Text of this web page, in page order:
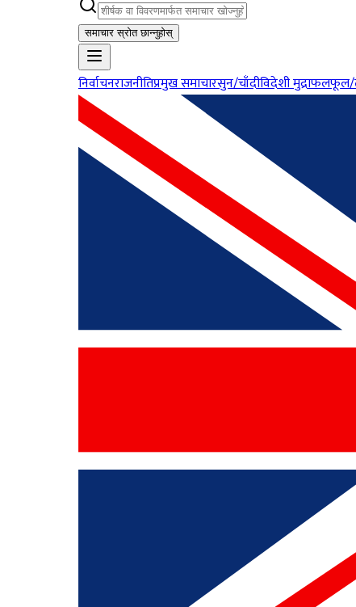
समाचार स्रोत छान्नुहोस्
निर्वाचनराजनीतिप्रमुख समाचारसुन/चाँदीविदेशी मुद्राफलफूल/